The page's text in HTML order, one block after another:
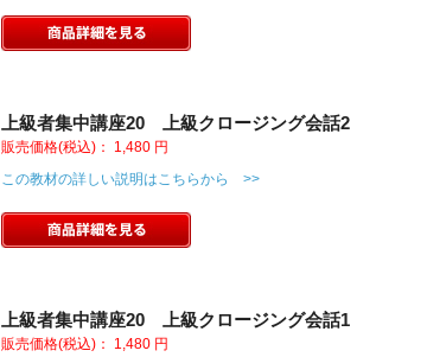
上級者集中講座20 上級クロージング会話2
販売価格(税込)： 1,480 円
この教材の詳しい説明はこちらから >>
上級者集中講座20 上級クロージング会話1
販売価格(税込)： 1,480 円